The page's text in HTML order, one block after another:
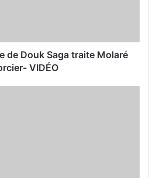
de Douk Saga traite Molaré
VIDÉO